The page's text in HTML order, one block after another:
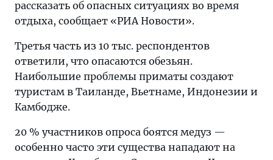
рассказать об опасных ситуациях во время
отдыха, сообщает «РИА Новости».
Третья часть из 10 тыс. респондентов
ответили, что опасаются обезьян.
Наибольшие проблемы приматы создают
туристам в Таиланде, Вьетнаме, Индонезии и
Камбодже.
20 % участников опроса боятся медуз —
особенно часто эти существа нападают на